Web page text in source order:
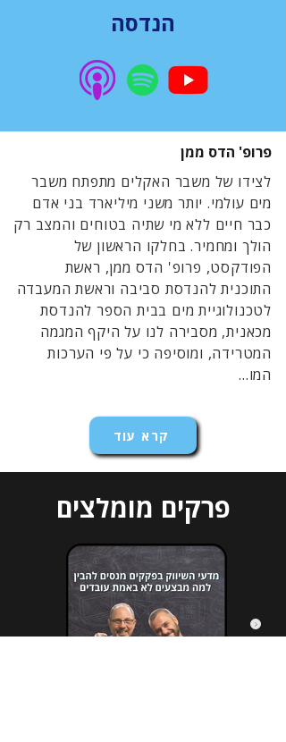
הנדסה
פרופ' הדס ממן
לצידו של משבר האקלים מתפתח משבר
מים עולמי. יותר משני מיליארד בני אדם
כבר חיים ללא מי שתיה בטוחים והמצב רק
הולך ומחמיר. בחלקו הראשון של
הפודקסט, פרופ' הדס ממן, ראשת
התוכנית להנדסת סביבה וראשת המעבדה
לטכנולוגיית מים בבית הספר להנדסת
מכאנית, מסבירה לנו על היקף המגמה
המטרידה, ומוסיפה כי על פי הערכות
המו...
קרא עוד
פרקים מומלצים